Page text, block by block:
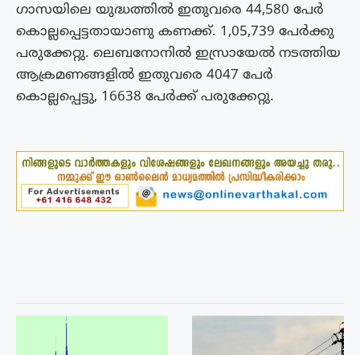
ഗാസയിലെ യുദ്ധത്തിൽ ഇതുവരെ 44,580 പേർ
കൊല്ലപ്പെട്ടതായാണു കണക്ക്. 1,05,739 പേർക്കു
പരുക്കേറ്റു. ലെബനോനിൽ ഇസ്രായേൽ നടത്തിയ
ആക്രമണങ്ങളിൽ ഇതുവരെ 4047 പേർ
കൊല്ലപ്പെട്ടു, 16638 പേർക്ക് പരുക്കേറ്റു.